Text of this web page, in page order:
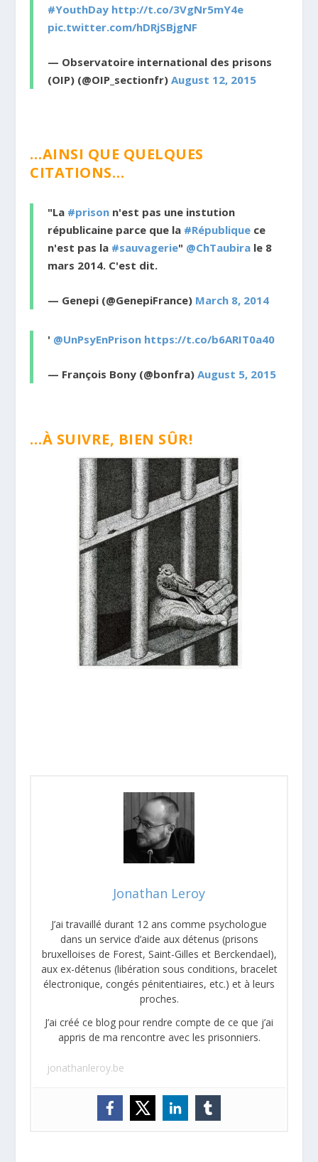
#YouthDay http://t.co/3VgNr5mY4e
pic.twitter.com/hDRjSBjgNF
— Observatoire international des prisons
(OIP) (@OIP_sectionfr)August 12, 2015
…AINSI QUE QUELQUES
CITATIONS…
"La #prison n'est pas une instution
républicaine parce que la #République ce
n'est pas la #sauvagerie" @ChTaubira le 8
mars 2014. C'est dit.
— Genepi (@GenepiFrance) March 8, 2014
' @UnPsyEnPrison https://t.co/b6ARIT0a40
— François Bony (@bonfra)August 5, 2015
…À SUIVRE, BIEN SÛR!
Jonathan Leroy
J’ai travaillé durant 12 ans comme psychologue
dans un service d’aide aux détenus (prisons
bruxelloises de Forest, Saint-Gilles et Berckendael),
aux ex-détenus (libération sous conditions, bracelet
électronique, congés pénitentiaires, etc.) et à leurs
proches.
J’ai créé ce blog pour rendre compte de ce que j’ai
appris de ma rencontre avec les prisonniers.
jonathanleroy.be